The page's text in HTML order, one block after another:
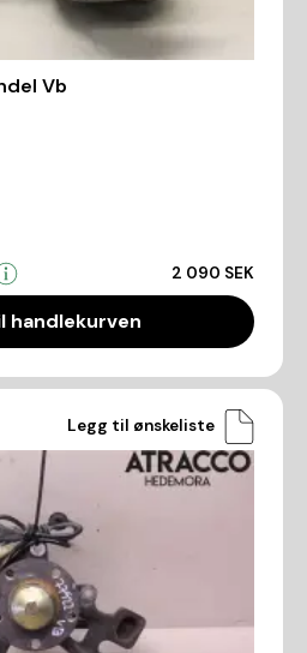
Vb
2 090 SEK
handlekurven
Legg til ønskeliste